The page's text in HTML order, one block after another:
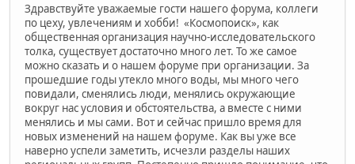
Здравствуйте уважаемые гости нашего форума, коллеги
по цеху, увлечениям и хобби! «Космопоиск», как
общественная организация научно-исследовательского
толка, существует достаточно много лет. То же самое
можно сказать и о нашем форуме при организации. За
прошедшие годы утекло много воды, мы много чего
повидали, сменялись люди, менялись окружающие
вокруг нас условия и обстоятельства, а вместе с ними
менялись и мы сами. Вот и сейчас пришло время для
новых изменений на нашем форуме. Как вы уже все
наверно успели заметить, исчезли разделы наших